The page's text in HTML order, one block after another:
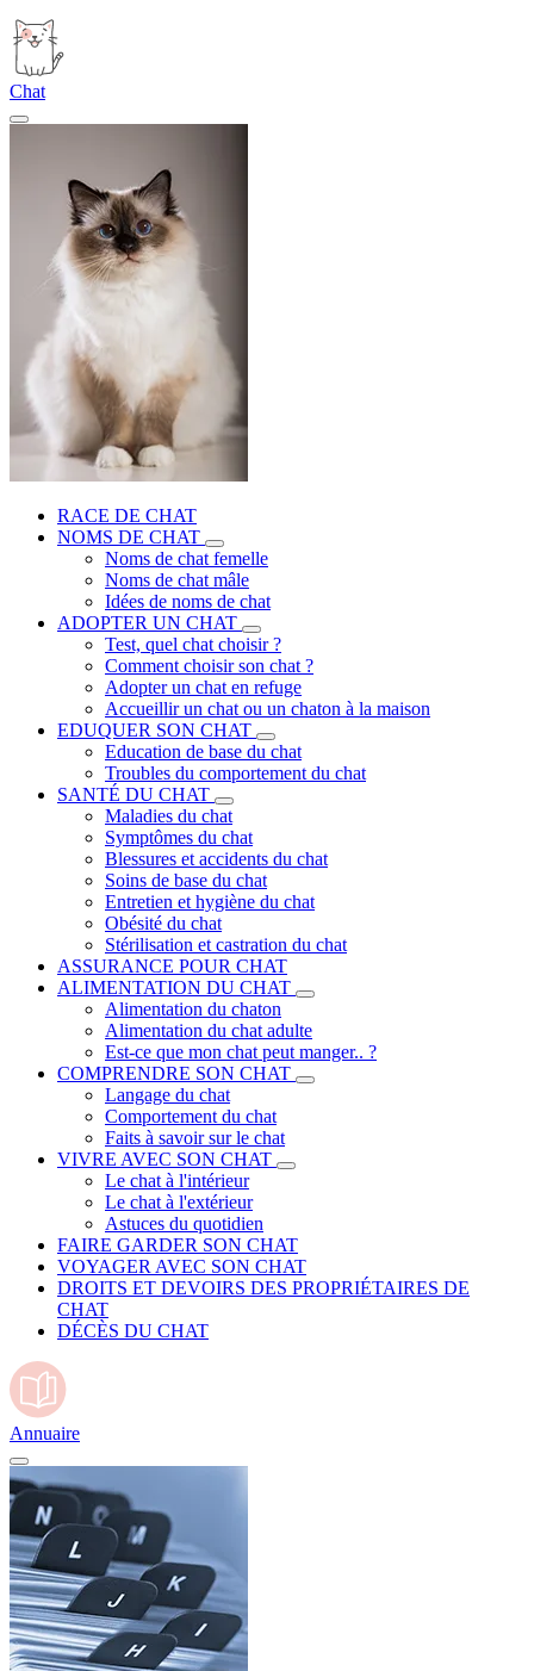
Chat
RACE DE CHAT
NOMS DE CHAT
Noms de chat femelle
Noms de chat mâle
Idées de noms de chat
ADOPTER UN CHAT
Test, quel chat choisir ?
Comment choisir son chat ?
Adopter un chat en refuge
Accueillir un chat ou un chaton à la maison
EDUQUER SON CHAT
Education de base du chat
Troubles du comportement du chat
SANTÉ DU CHAT
Maladies du chat
Symptômes du chat
Blessures et accidents du chat
Soins de base du chat
Entretien et hygiène du chat
Obésité du chat
Stérilisation et castration du chat
ASSURANCE POUR CHAT
ALIMENTATION DU CHAT
Alimentation du chaton
Alimentation du chat adulte
Est-ce que mon chat peut manger.. ?
COMPRENDRE SON CHAT
Langage du chat
Comportement du chat
Faits à savoir sur le chat
VIVRE AVEC SON CHAT
Le chat à l'intérieur
Le chat à l'extérieur
Astuces du quotidien
FAIRE GARDER SON CHAT
VOYAGER AVEC SON CHAT
DROITS ET DEVOIRS DES PROPRIÉTAIRES DE
CHAT
DÉCÈS DU CHAT
Annuaire